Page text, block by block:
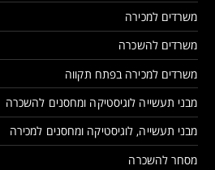
משרדים למכירה
משרדים להשכרה
משרדים למכירה בפתח תקווה
מבני תעשייה לוגיסטיקה ומחסנים להשכרה
מבני תעשייה, לוגיסטיקה ומחסנים למכירה
מסחר להשכרה